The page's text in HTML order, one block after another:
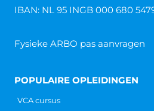
IBAN: NL 95 INGB 000 680
Fysieke ARBO pas aanvragen
POPULAIRE OPLEIDINGEN
VCA cursus